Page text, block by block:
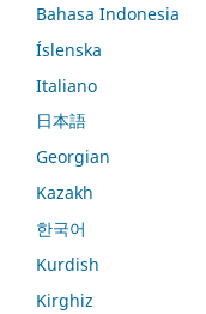
Bahasa Indonesia
Íslenska
Italiano
日本語
Georgian
Kazakh
한국어
Kurdish
Kirghiz